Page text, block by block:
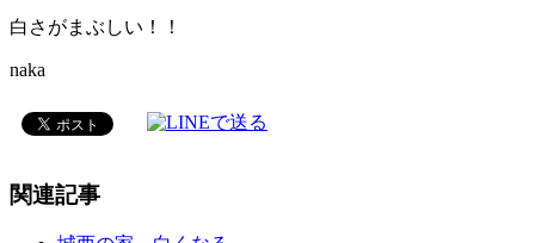
白さがまぶしい！！
naka
関連記事